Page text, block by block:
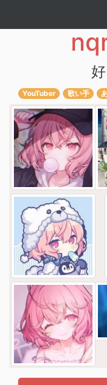
YouTuber 歌い手